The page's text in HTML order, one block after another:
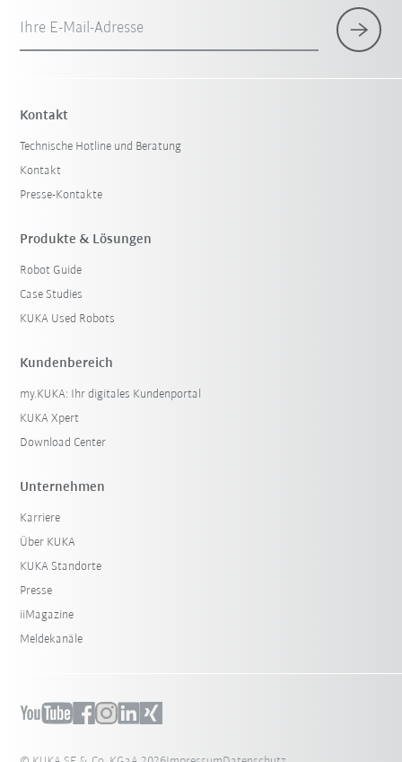
Ihre E-Mail-Adresse
Kontakt
Technische Hotline und Beratung
Kontakt
Presse-Kontakte
Produkte & Lösungen
Robot Guide
Case Studies
KUKA Used Robots
Kundenbereich
my.KUKA: Ihr digitales Kundenportal
KUKA Xpert
Download Center
Unternehmen
Karriere
Über KUKA
KUKA Standorte
Presse
iiMagazine
Meldekanäle